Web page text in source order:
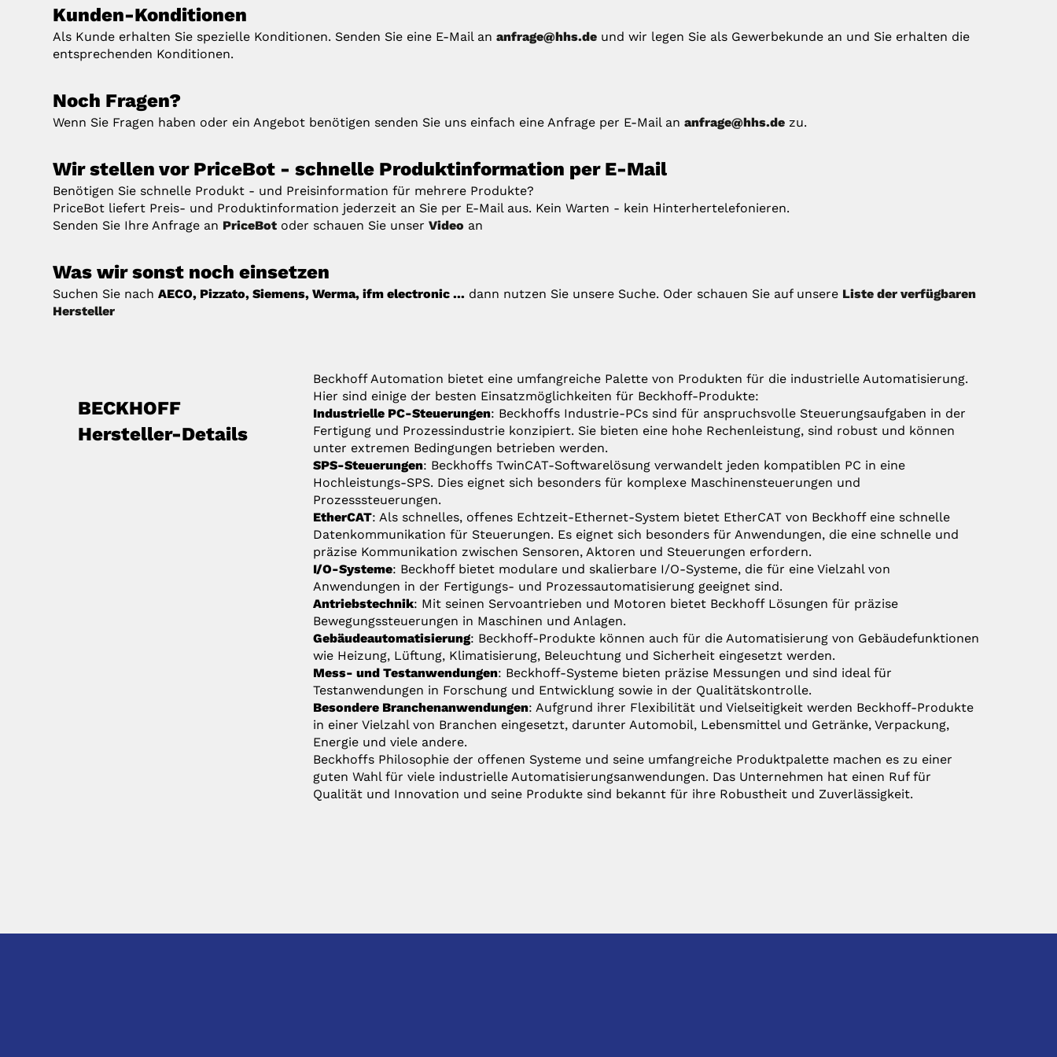
Kunden-Konditionen
Als Kunde erhalten Sie spezielle Konditionen. Senden Sie eine E-Mail ananfrage@hhs.de und wir legen Sie als Gewerbekunde an und Sie erhalten die
entsprechenden Konditionen.
Noch Fragen?
Wenn Sie Fragen haben oder ein Angebot benötigen senden Sie uns einfach eine Anfrage per E-Mail ananfrage@hhs.de zu.
Wir stellen vor PriceBot - schnelle Produktinformation per E-Mail
Benötigen Sie schnelle Produkt - und Preisinformation für mehrere Produkte?
PriceBot liefert Preis- und Produktinformation jederzeit an Sie per E-Mail aus. Kein Warten - kein Hinterhertelefonieren.
Senden Sie Ihre Anfrage an PriceBot oder schauen Sie unserVideo an
Was wir sonst noch einsetzen
Suchen Sie nachAECO, Pizzato, Siemens, Werma, ifm electronic ... dann nutzen Sie unsere Suche. Oder schauen Sie auf unsere Liste der verfügbaren
Hersteller
BECKHOFF
Hersteller-Details
Beckhoff Automation bietet eine umfangreiche Palette von Produkten für die industrielle Automatisierung.
Hier sind einige der besten Einsatzmöglichkeiten für Beckhoff-Produkte:
Industrielle PC-Steuerungen: Beckhoffs Industrie-PCs sind für anspruchsvolle Steuerungsaufgaben in der
Fertigung und Prozessindustrie konzipiert. Sie bieten eine hohe Rechenleistung, sind robust und können
unter extremen Bedingungen betrieben werden.
SPS-Steuerungen: Beckhoffs TwinCAT-Softwarelösung verwandelt jeden kompatiblen PC in eine
Hochleistungs-SPS. Dies eignet sich besonders für komplexe Maschinensteuerungen und
Prozesssteuerungen.
EtherCAT: Als schnelles, offenes Echtzeit-Ethernet-System bietet EtherCAT von Beckhoff eine schnelle
Datenkommunikation für Steuerungen. Es eignet sich besonders für Anwendungen, die eine schnelle und
präzise Kommunikation zwischen Sensoren, Aktoren und Steuerungen erfordern.
I/O-Systeme: Beckhoff bietet modulare und skalierbare I/O-Systeme, die für eine Vielzahl von
Anwendungen in der Fertigungs- und Prozessautomatisierung geeignet sind.
Antriebstechnik: Mit seinen Servoantrieben und Motoren bietet Beckhoff Lösungen für präzise
Bewegungssteuerungen in Maschinen und Anlagen.
Gebäudeautomatisierung: Beckhoff-Produkte können auch für die Automatisierung von Gebäudefunktionen
wie Heizung, Lüftung, Klimatisierung, Beleuchtung und Sicherheit eingesetzt werden.
Mess- und Testanwendungen: Beckhoff-Systeme bieten präzise Messungen und sind ideal für
Testanwendungen in Forschung und Entwicklung sowie in der Qualitätskontrolle.
Besondere Branchenanwendungen: Aufgrund ihrer Flexibilität und Vielseitigkeit werden Beckhoff-Produkte
in einer Vielzahl von Branchen eingesetzt, darunter Automobil, Lebensmittel und Getränke, Verpackung,
Energie und viele andere.
Beckhoffs Philosophie der offenen Systeme und seine umfangreiche Produktpalette machen es zu einer
guten Wahl für viele industrielle Automatisierungsanwendungen. Das Unternehmen hat einen Ruf für
Qualität und Innovation und seine Produkte sind bekannt für ihre Robustheit und Zuverlässigkeit.